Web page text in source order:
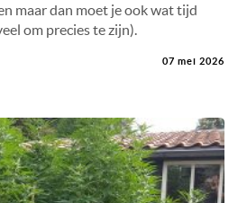
maar dan moet je ook wat tijd
om precies te zijn).
07 mei 2026